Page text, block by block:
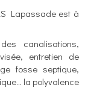
Lapassade est à
canalisations,
entretien de
fosse septique,
la polyvalence